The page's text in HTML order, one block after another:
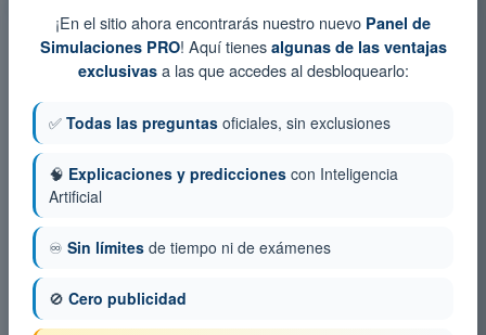
¡En el sitio ahora encontrarás nuestro nuevo Panel de
Simulaciones PRO! Aquí tienes algunas de las ventajas
exclusivasa las que accedes al desbloquearlo:
✅ Todas las preguntas oficiales, sin exclusiones
🧠 Explicaciones y predicciones con Inteligencia
Artificial
♾️ Sin límites de tiempo ni de exámenes
🚫 Cero publicidad